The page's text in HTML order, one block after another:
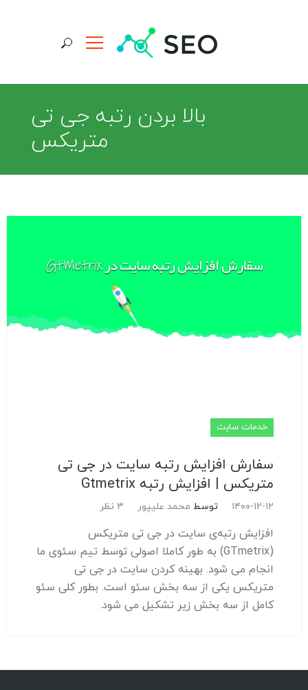
جستجو برای:
بالا بردن رتبه جی تی
متریکس
خدمات سایت
سفارش افزایش رتبه سایت در جی تی
متریکس | افزایش رتبه Gtmetrix
۱۴۰۰-۱۲-۱۲ توسط محمد علیپور 3 نظر
افزایش رتبه‌ی سایت در جی تی متریکس
(GTmetrix) به طور کاملا اصولی توسط تیم سئوی ما
انجام می شود. بهینه کردن سایت در جی تی
متریکس یکی از سه بخش سئو است. بطور کلی سئو
کامل از سه بخش زیر تشکیل می شود.